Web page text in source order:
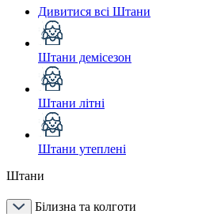
Дивитися всі Штани
Штани демісезон
Штани літні
Штани утеплені
Штани
Білизна та колготи